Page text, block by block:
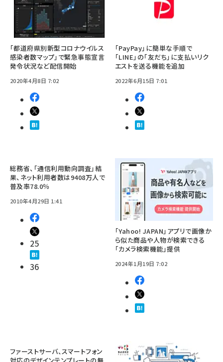
「都道府県別新型コロナウイルス
感染者数マップ」で緊急事態宣言
発令状況など配信開始
2020年4月8日 7:02
「PayPay」に簡単な手順で
「LINE」の「友だち」に支払いリク
エストを送る機能を追加
2022年6月15日 7:01
総務省、「通信利用動向調査」結
果、ネット利用者数は9408万人で
普及率78.0％
2010年4月29日 1:41
25
36
「Yahoo! JAPAN」アプリで画像か
ら似た商品や人物が検索できる
「カメラ検索機能」提供
2024年1月19日 7:02
ファーストサーバ、スマートフォン